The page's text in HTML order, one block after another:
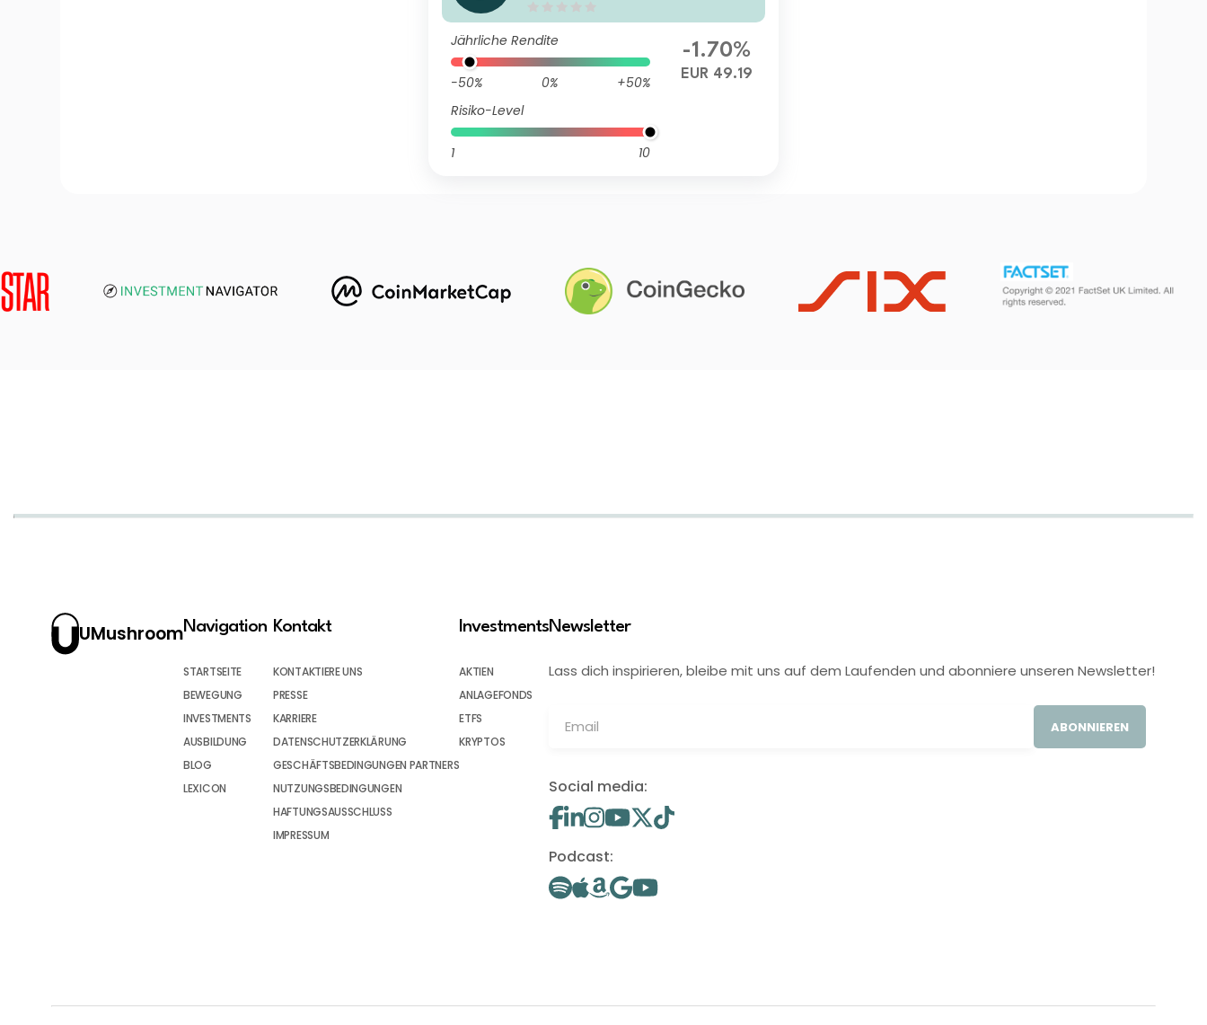
Jährliche Rendite
-50% 0%
+50%
Risiko-Level
1 10
-1.70%
EUR 49.19
UMushroomNavigation
STARTSEITE
BEWEGUNG
INVESTMENTS
AUSBILDUNG
BLOG
LEXICON
Kontakt
KONTAKTIERE UNS
PRESSE
KARRIERE
DATENSCHUTZERKLÄRUNG
GESCHÄFTSBEDINGUNGEN PARTNERS
NUTZUNGSBEDINGUNGEN
HAFTUNGSAUSSCHLUSS
IMPRESSUM
Investments
AKTIEN
ANLAGEFONDS
ETFS
KRYPTOS
Newsletter
Lass dich inspirieren, bleibe mit uns auf dem Laufenden und abonniere unseren Newsletter!
ABONNIEREN
Social media:
Podcast: